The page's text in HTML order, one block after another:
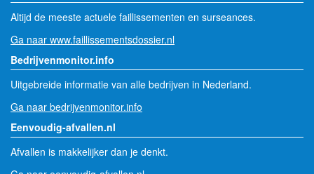
Altijd de meeste actuele faillissementen en surseances.
Ga naar www.faillissementsdossier.nl
Bedrijvenmonitor.info
Uitgebreide informatie van alle bedrijven in Nederland.
Ga naar bedrijvenmonitor.info
Eenvoudig-afvallen.nl
Afvallen is makkelijker dan je denkt.